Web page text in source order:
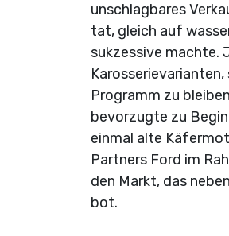
unschlagbares
tat, gleich auf
sukzessive machte.
Programm zu
bevorzugte zu
einmal alte
Partners Ford im
den Markt, das
bot.